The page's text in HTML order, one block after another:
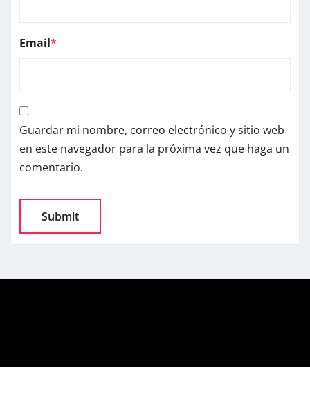
Email*
Guardar mi nombre, correo electrónico y sitio web
en este navegador para la próxima vez que haga un
comentario.